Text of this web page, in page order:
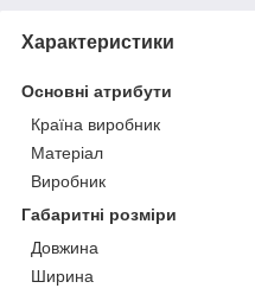
Характеристики
Основні атрибути
Країна виробник
Матеріал
Виробник
Габаритні розміри
Довжина
Ширина